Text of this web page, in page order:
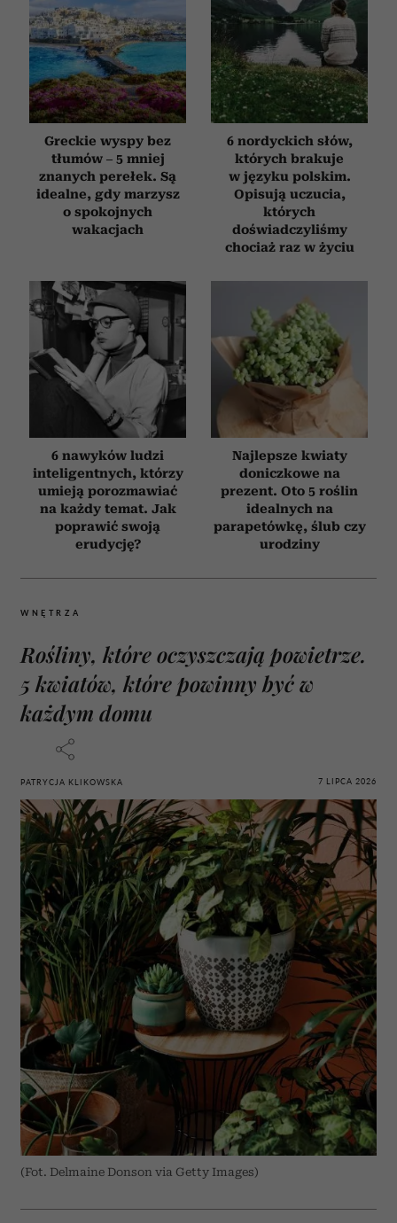
Greckie wyspy bez
tłumów – 5 mniej
znanych perełek. Są
idealne, gdy marzysz
o spokojnych
wakacjach
6 nordyckich słów,
których brakuje
w języku polskim.
Opisują uczucia,
których
doświadczyliśmy
chociaż raz w życiu
6 nawyków ludzi
inteligentnych, którzy
umieją porozmawiać
na każdy temat. Jak
poprawić swoją
erudycję?
Najlepsze kwiaty
doniczkowe na
prezent. Oto 5 roślin
idealnych na
parapetówkę, ślub czy
urodziny
WNĘTRZA
Rośliny, które oczyszczają powietrze.
5 kwiatów, które powinny być w
każdym domu
PATRYCJA KLIKOWSKA 7 LIPCA 2026
(Fot. Delmaine Donson via Getty Images)